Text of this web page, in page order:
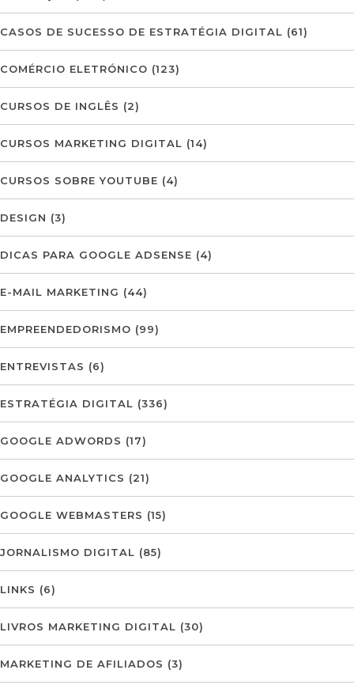
CASOS DE SUCESSO DE ESTRATÉGIA DIGITAL (61)
COMÉRCIO ELETRÓNICO (123)
CURSOS DE INGLÊS (2)
CURSOS MARKETING DIGITAL (14)
CURSOS SOBRE YOUTUBE (4)
DESIGN (3)
DICAS PARA GOOGLE ADSENSE (4)
E-MAIL MARKETING (44)
EMPREENDEDORISMO (99)
ENTREVISTAS (6)
ESTRATÉGIA DIGITAL (336)
GOOGLE ADWORDS (17)
GOOGLE ANALYTICS (21)
GOOGLE WEBMASTERS (15)
JORNALISMO DIGITAL (85)
LINKS (6)
LIVROS MARKETING DIGITAL (30)
MARKETING DE AFILIADOS (3)